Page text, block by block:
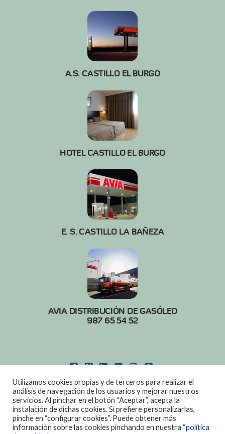
A.S. CASTILLO EL BURGO
HOTEL CASTILLO EL BURGO
E. S. CASTILLO LA BAÑEZA
AVIA DISTRIBUCIÓN DE GASÓLEO
987 65 54 52
POLITICA DE COOKIES|AVISO LEGAL
DISEÑO: DIAN SISTEMAS
Utilizamos cookies propias y de terceros para realizar el
análisis de navegación de los usuarios y mejorar nuestros
servicios. Al pinchar en el botón “Aceptar”, acepta la
instalación de dichas cookies. Si prefiere personalizarlas,
pinche en “configurar cookies”. Puede obtener más
información sobre las cookies pinchando en nuestra “política